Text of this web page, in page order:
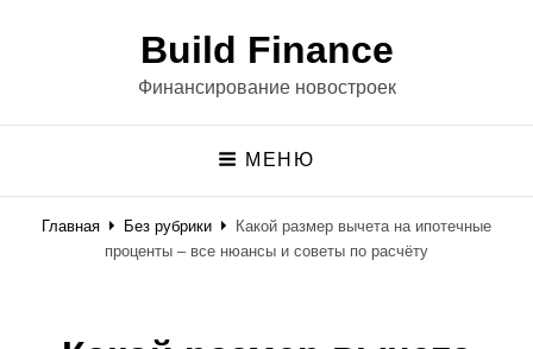
Build Finance
Финансирование новостроек
МЕНЮ
Главная Без рубрики
Какой размер вычета на ипотечные
проценты – все нюансы и советы по расчёту